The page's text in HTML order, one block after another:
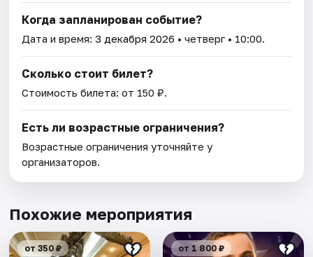
Когда запланирован событие?
Дата и время:3 декабря 2026 • четверг • 10:00.
Сколько стоит билет?
Стоимость билета: от 150 ₽.
Есть ли возрастные ограничения?
Возрастные ограничения уточняйте у
организаторов.
Похожие мероприятия
от 350 ₽ от 1 800 ₽